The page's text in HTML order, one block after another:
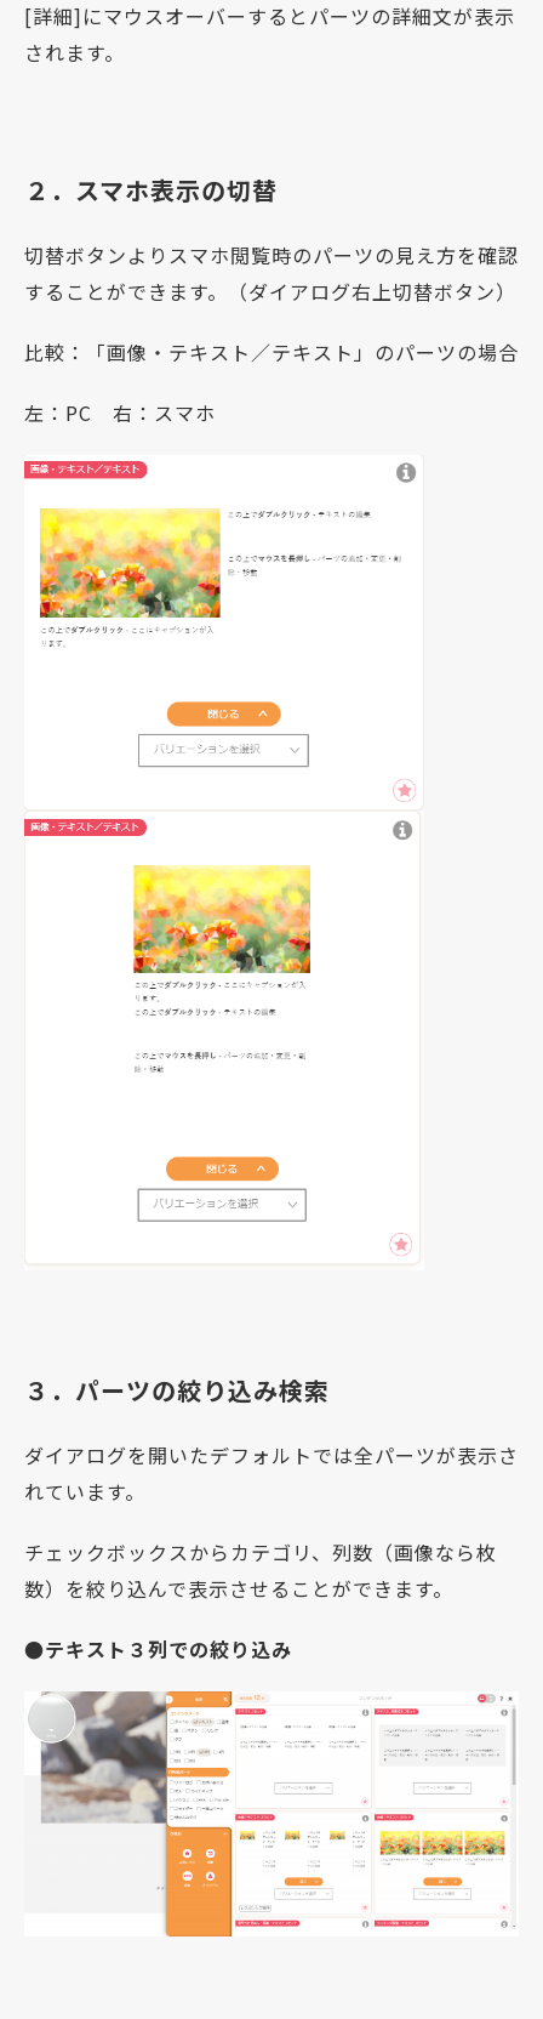
[詳細]にマウスオーバーするとパーツの詳細文が表示
されます。
２．スマホ表示の切替
切替ボタンよりスマホ閲覧時のパーツの見え方を確認
することができます。（ダイアログ右上切替ボタン）
比較：「画像・テキスト／テキスト」のパーツの場合
左：PC 右：スマホ
３．パーツの絞り込み検索
ダイアログを開いたデフォルトでは全パーツが表示さ
れています。
チェックボックスからカテゴリ、列数（画像なら枚
数）を絞り込んで表示させることができます。
●テキスト３列での絞り込み